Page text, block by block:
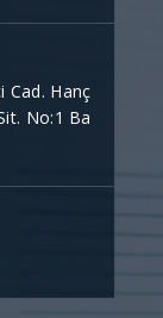
Cad. Hanç
No:1 Ba